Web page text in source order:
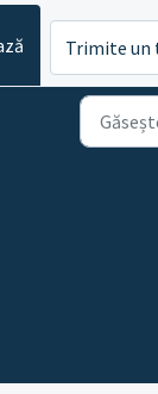
Trimite un